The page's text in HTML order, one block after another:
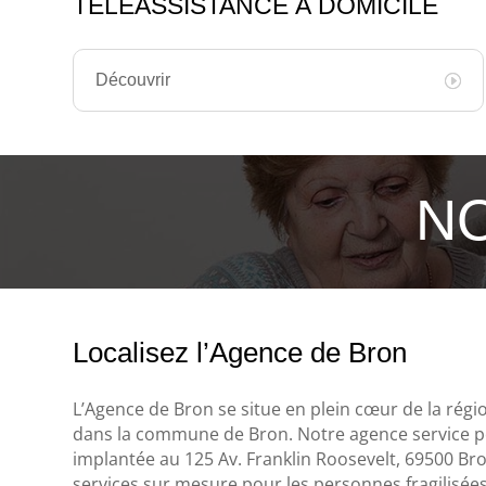
Découvrir
Localisez l’Agence de Bron
L’Agence de Bron se situe en plein cœur de la
dans la commune de Bron. Notre agence service
implantée au 125 Av. Franklin Roosevelt, 69500